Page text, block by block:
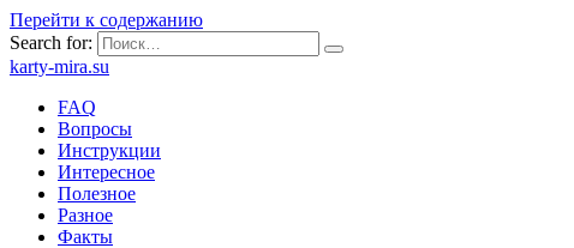
Перейти к содержанию
Search for:
karty-mira.su
FAQ
Вопросы
Инструкции
Интересное
Полезное
Разное
Факты